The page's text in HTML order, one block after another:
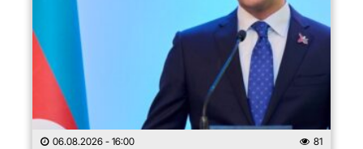
06.08.2026 - 16:00 81